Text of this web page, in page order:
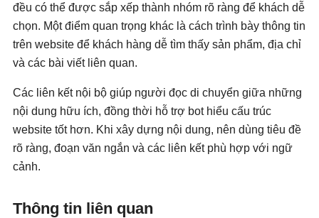
đều có thể được sắp xếp thành nhóm rõ ràng để khách dễ
chọn. Một điểm quan trọng khác là cách trình bày thông tin
trên website để khách hàng dễ tìm thấy sản phẩm, địa chỉ
và các bài viết liên quan.
Các liên kết nội bộ giúp người đọc di chuyển giữa những
nội dung hữu ích, đồng thời hỗ trợ bot hiểu cấu trúc
website tốt hơn. Khi xây dựng nội dung, nên dùng tiêu đề
rõ ràng, đoạn văn ngắn và các liên kết phù hợp với ngữ
cảnh.
Thông tin liên quan